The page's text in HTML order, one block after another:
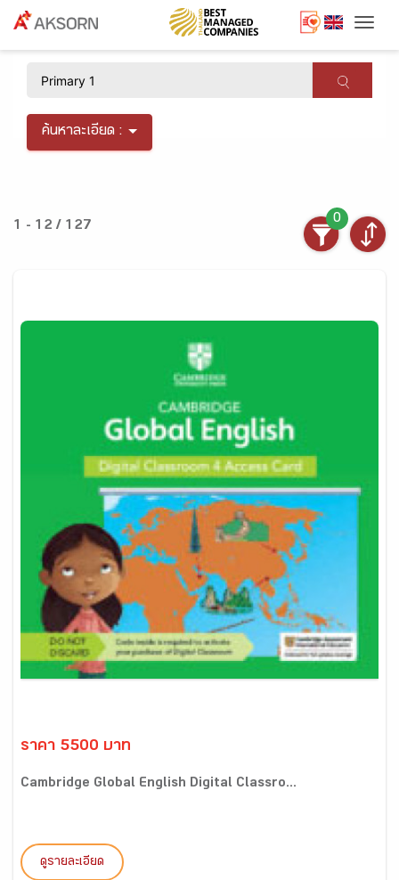
ค้นหาละเอียด :
1 - 12 / 127
0
ราคา 5500 บาท
Cambridge Global English Digital Classro...
ดูรายละเอียด